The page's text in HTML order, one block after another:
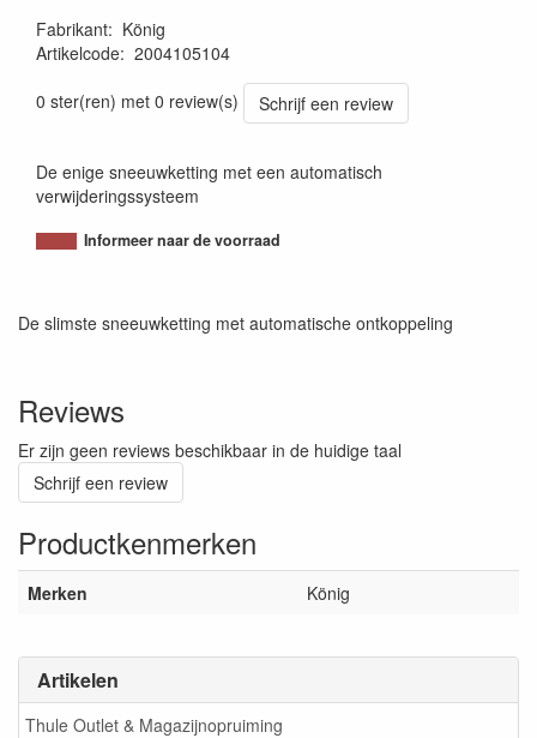
Artikelen
Thule Outlet & Magazijnopruiming
Fabrikant: König
Artikelcode: 2004105104
0 ster(ren) met 0 review(s)
Schrijf een review
De enige sneeuwketting met een automatisch
verwijderingssysteem
Informeer naar de voorraad
De slimste sneeuwketting met automatische ontkoppeling
Reviews
Er zijn geen reviews beschikbaar in de huidige taal
Schrijf een review
Productkenmerken
Merken König